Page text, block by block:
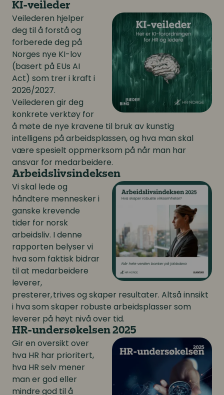
KI-veileder
Veilederen hjelper
deg til å forstå og
forberede deg på
Norges nye KI-lov
(basert på EUs AI
Act) som trer i kraft i
2026/2027.
Veilederen gir deg
konkrete verktøy for
å møte de nye kravene til bruk av kunstig
intelligens på arbeidsplassen, og hva man skal
være spesielt oppmerksom på når man har
ansvar for medarbeidere.
Arbeidslivsindeksen
Vi skal lede og
håndtere mennesker i
ganske krevende
tider for norsk
arbeidsliv. I denne
rapporten belyser vi
hva som faktisk bidrar
til at medarbeidere
leverer,
presterer, trives og skaper resultater. Altså innsikt
i hva som skaper robuste arbeidsplasser som
leverer på høyt nivå over tid.
HR-undersøkelsen 2025
Gir en oversikt over
hva HR har prioritert,
hva HR selv mener
man er god eller
mindre god til å